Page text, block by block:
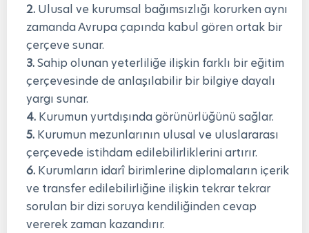
2. Ulusal ve kurumsal bağımsızlığı korurken aynı
zamanda Avrupa çapında kabul gören ortak bir
çerçeve sunar.
3.Sahip olunan yeterliliğe ilişkin farklı bir eğitim
çerçevesinde de anlaşılabilir bir bilgiye dayalı
yargı sunar.
4. Kurumun yurtdışında görünürlüğünü sağlar.
5. Kurumun mezunlarının ulusal ve uluslararası
çerçevede istihdam edilebilirliklerini artırır.
6. Kurumların idarî birimlerine diplomaların içerik
ve transfer edilebilirliğine ilişkin tekrar tekrar
sorulan bir dizi soruya kendiliğinden cevap
vererek zaman kazandırır.